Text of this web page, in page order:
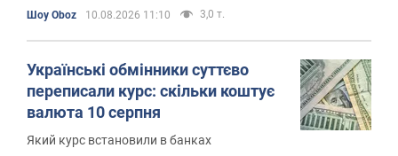
Шоу Oboz 10.08.2026 11:10 3,0 т.
Українські обмінники суттєво
переписали курс: скільки коштує
валюта 10 серпня
Який курс встановили в банках